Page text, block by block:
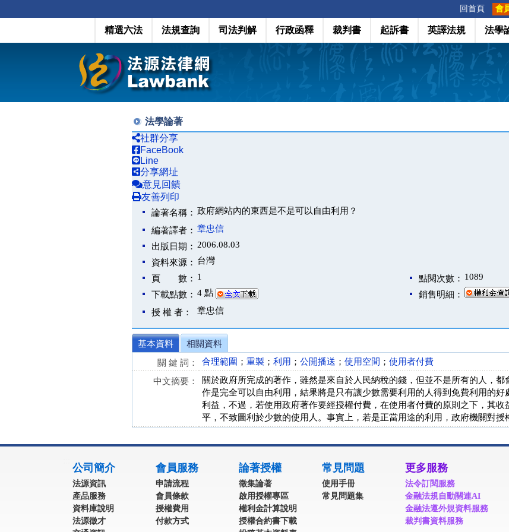
回首頁 會
精選六法 法規查詢 司法判解 行政函釋 裁判書 起訴書 英譯法規 法學
法學論著
社群分享
FaceBook
Line
分享網址
意見回饋
友善列印
論著名稱： 政府網站內的東西是不是可以自由利用？
編著譯者： 章忠信
出版日期： 2006.08.03
資料來源： 台灣
頁 數： 1 點閱次數： 1089
下載點數： 4 點
銷售明細：
授 權 者：
章忠信
基本資料
相關資料
關 鍵 詞：
合理範圍 ； 重製 ； 利用 ； 公開播送 ； 使用空間 ； 使用者付費
中文摘要：
關於政府所完成的著作，雖然是來自於人民納稅的錢，但並不是所有的人，
作是完全可以自由利用，結果將是只有讓少數需要利用的人得到免費利用的
利益，不過，若使用政府著作要經授權付費，在使用者付費的原則之下，其
平，不致圖利於少數的使用人。事實上，若是正當用途的利用，政府機關對授
公司簡介
法源資訊
產品服務
資料庫說明
法源徵才
會員服務
申請流程
會員條款
授權費用
付款方式
論著授權
徵集論著
啟用授權專區
權利金計算說明
授權合約書下載
常見問題
使用手冊
常見問題集
更多服務
法令訂閱服務
金融法規自動關連AI
金融法遵外規資料服務
裁判書資料服務